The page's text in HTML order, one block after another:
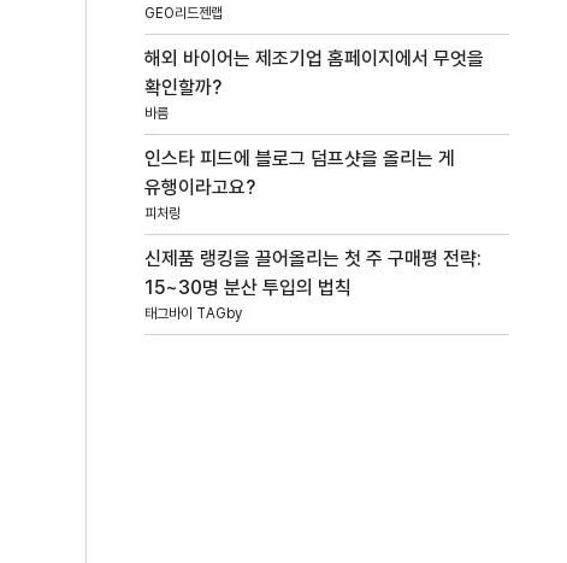
GEO리드젠랩
해외 바이어는 제조기업 홈페이지에서 무엇을
확인할까?
바름
인스타 피드에 블로그 덤프샷을 올리는 게
유행이라고요?
피처링
신제품 랭킹을 끌어올리는 첫 주 구매평 전략:
15~30명 분산 투입의 법칙
태그바이 TAGby